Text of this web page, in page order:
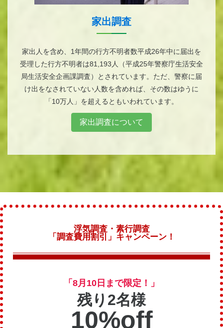
家出調査
家出人を含め、1年間の行方不明者数平成26年中に届出を
受理した行方不明者は81,193人（平成25年警察庁生活安全
局生活安全企画課調査）とされています。ただ、警察に届
け出をなされていない人数を含めれば、その数はゆうに
「10万人」を超えるともいわれています。
家出調査について
浮気調査・素行調査
「調査費用割引」キャンペーン！
「8月10日まで限定！」
残り2名様
10%off